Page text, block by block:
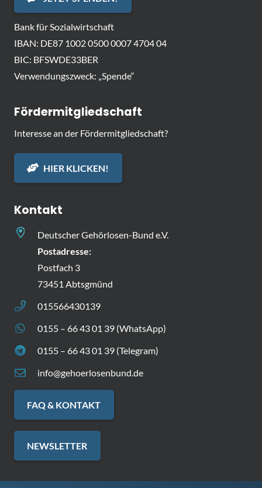
Bank für Sozialwirtschaft
IBAN: DE87 1002 0500 0007 4704 04
BIC: BFSWDE33BER
Verwendungszweck: „Spende“
Fördermitgliedschaft
Interesse an der Fördermitgliedschaft?
HIER KLICKEN!
Kontakt
Deutscher Gehörlosen-Bund e.V.
Postadresse:
Postfach 3
73451 Abtsgmünd
015566430139
0155 – 66 43 01 39 (WhatsApp)
0155 – 66 43 01 39 (Telegram)
info@gehoerlosenbund.de
FAQ & KONTAKT
NEWSLETTER